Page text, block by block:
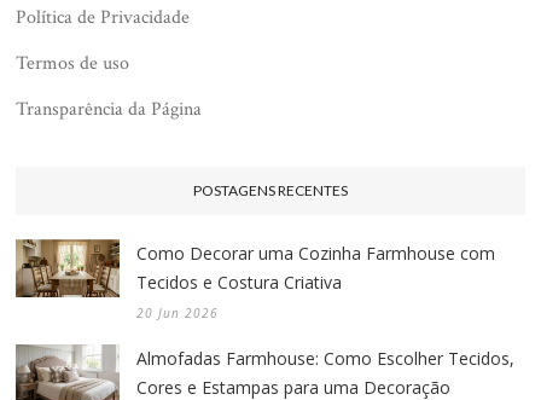
Política de Privacidade
Termos de uso
Transparência da Página
POSTAGENS RECENTES
Como Decorar uma Cozinha Farmhouse com
Tecidos e Costura Criativa
20 Jun 2026
Almofadas Farmhouse: Como Escolher Tecidos,
Cores e Estampas para uma Decoração